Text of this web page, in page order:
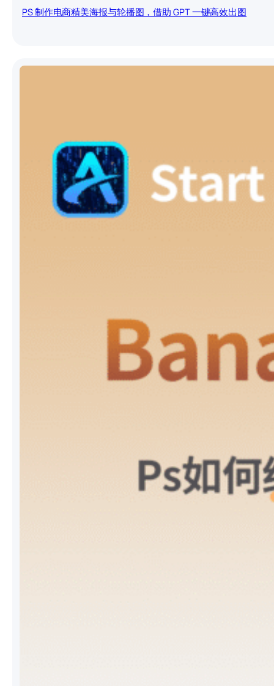
PS 制作电商精美海报与轮播图，借助 GPT 一键高效出图